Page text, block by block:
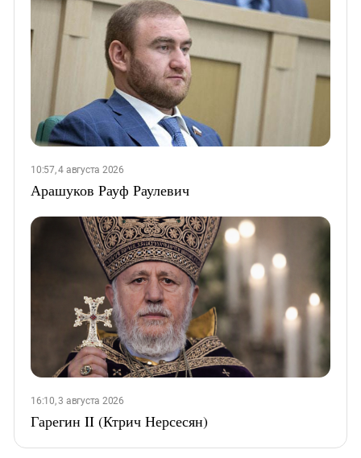
10:57, 4 августа 2026
Арашуков Рауф Раулевич
16:10, 3 августа 2026
Гарегин II (Ктрич Нерсесян)